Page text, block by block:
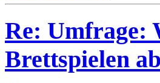
Re: Umfrage:
Brettspielen